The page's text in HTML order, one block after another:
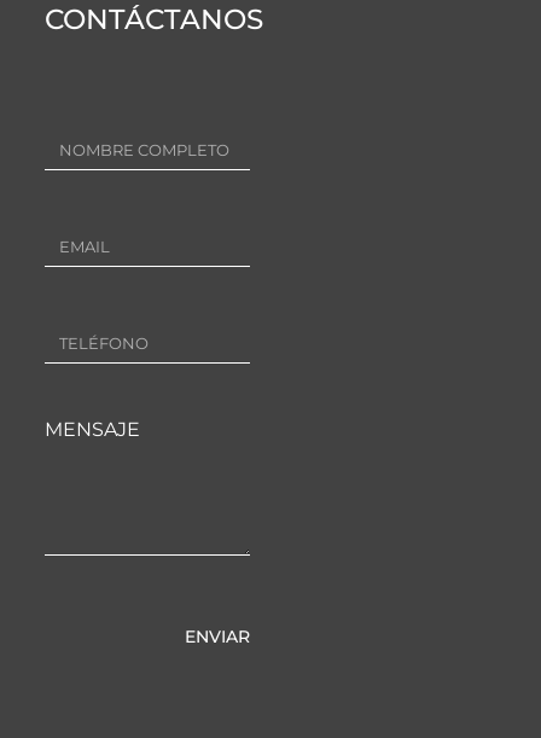
CONTÁCTANOS
MENSAJE
ENVIAR